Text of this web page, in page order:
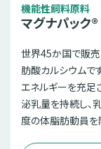
機能性飼料原料
マグナパック®
世界45か国で販
肪酸カルシウムで
エネルギーを充足
泌乳量を持続し、
度の体脂肪動員を